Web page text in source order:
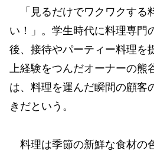
「見るだけでワクワクする
い！」。学生時代に料理専門
後、接待やパーティー料理を
上経験をつんだオーナーの熊
は、料理を運んだ瞬間の顧客
きだという。
料理は季節の新鮮な食材の